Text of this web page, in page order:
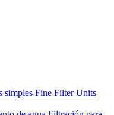
simples Fine Filter Units